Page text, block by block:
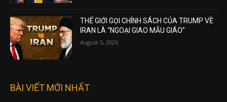
THẾ GIỚI GỌI CHÍNH SÁCH CỦA TRUMP VỀ
IRAN LÀ “NGOẠI GIAO MẪU GIÁO”
August 5, 2026
BÀI VIẾT MỚI NHẤT